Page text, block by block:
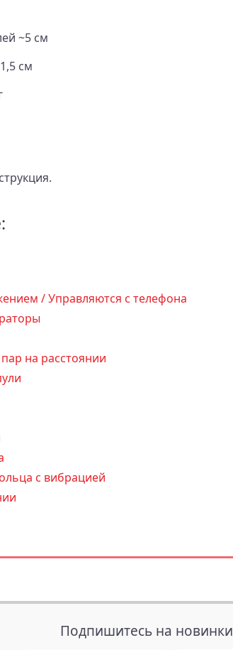
~5 см
см
/ Управляются с телефона
на расстоянии
с вибрацией
Подпишитесь на новинки